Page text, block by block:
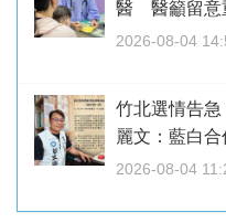
醫 醫籲留意
2026-08-04
竹北選情告
麗文：藍白
2026-08-04